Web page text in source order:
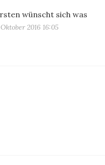
wünscht sich was
2016 16:05